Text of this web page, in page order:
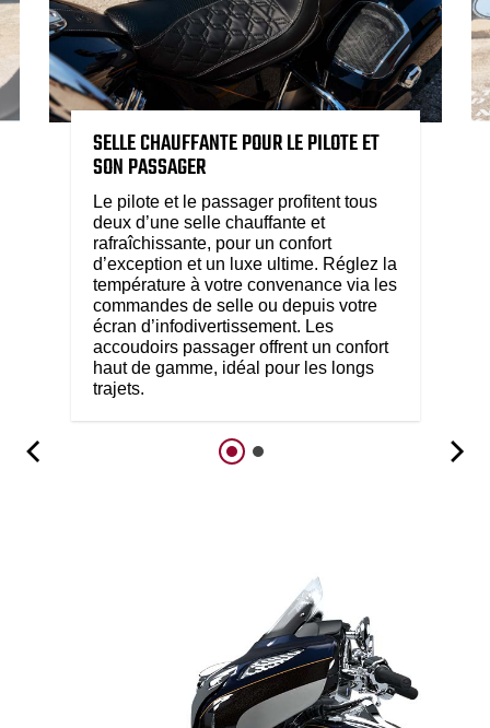
SELLE CHAUFFANTE POUR LE PILOTE ET
SON PASSAGER
Le pilote et le passager profitent tous
deux d’une selle chauffante et
rafraîchissante, pour un confort
d’exception et un luxe ultime. Réglez la
température à votre convenance via les
commandes de selle ou depuis votre
écran d’infodivertissement. Les
accoudoirs passager offrent un confort
haut de gamme, idéal pour les longs
trajets.